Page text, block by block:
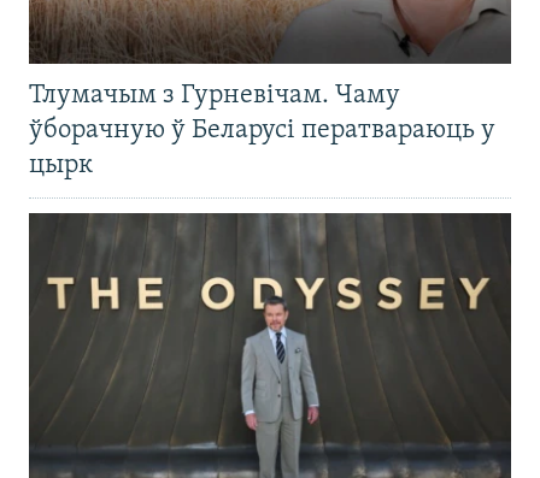
Тлумачым з Гурневічам. Чаму
ўборачную ў Беларусі ператвараюць у
цырк